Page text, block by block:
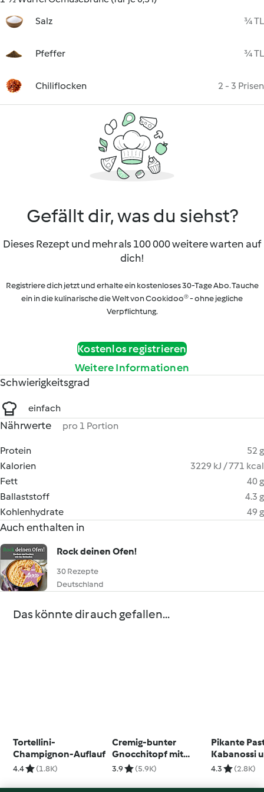
Salz
¾ TL
Pfeffer ¾ TL
Chiliflocken 2 - 3 Prisen
Gefällt dir, was du siehst?
Dieses Rezept und mehr als 100 000 weitere warten auf
dich!
Registriere dich jetzt und erhalte ein kostenloses 30-Tage Abo. Tauche
ein in die kulinarische die Welt von Cookidoo® - ohne jegliche
Verpflichtung.
Kostenlos registrieren
Weitere Informationen
Schwierigkeitsgrad
einfach
Nährwerte pro 1 Portion
Protein
52 g
Kalorien
3229 kJ / 771 kcal
Fett
40 g
Ballaststoff
4.3 g
Kohlenhydrate
49 g
Auch enthalten in
Rock deinen Ofen!
30 Rezepte
Deutschland
Das könnte dir auch gefallen...
Tortellini-
Champignon-Auflauf
4.4 (1.8K)
Cremig-bunter
Gnocchitopf mit
Salamistreifen
3.9 (5.9K)
Pikante
Kabanossi
Rosenkohl
4.3 (2.8K)